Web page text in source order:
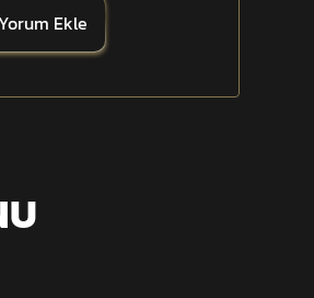
uyumlu
MPT-76 ön yüzey entegrasyonu
Yorum Ekle